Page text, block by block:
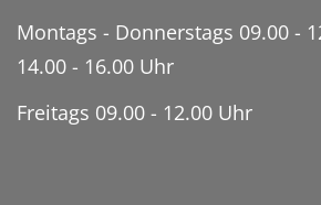
Montags - Donnerstags 09.00 -
14.00 - 16.00 Uhr
Freitags 09.00 - 12.00 Uhr